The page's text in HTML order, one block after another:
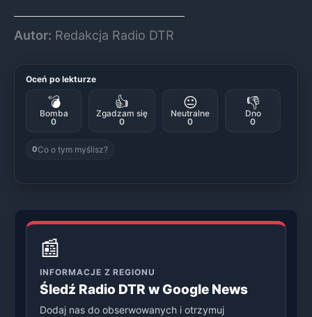
Autor: Redakcja Radio DTR
Oceń po lekturze
💣
Bomba
0
👍
Zgadzam się
0
😐
Neutralne
0
👎
Dno
0
0Co o tym myślisz?
📰
INFORMACJE Z REGIONU
Śledź Radio DTR w Google News
Dodaj nas do obserwowanych i otrzymuj